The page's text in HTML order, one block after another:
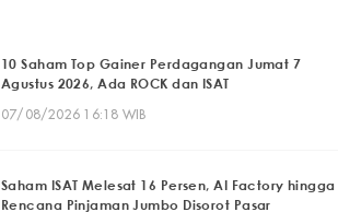
10 Saham Top Gainer Perdagangan Jumat 7
Agustus 2026, Ada ROCK dan ISAT
07/08/2026 16:18 WIB
Saham ISAT Melesat 16 Persen, AI Factory hingga
Rencana Pinjaman Jumbo Disorot Pasar